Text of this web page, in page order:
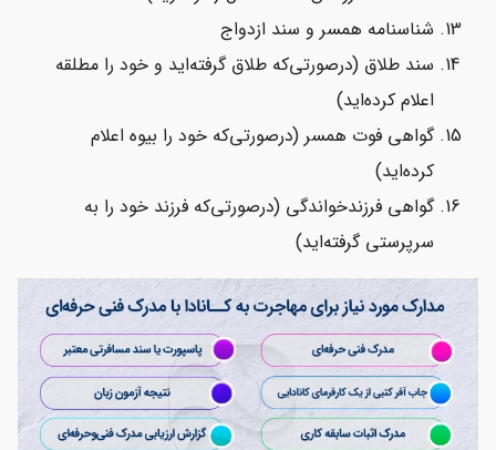
شناسنامه همسر و سند ازدواج
سند طلاق (درصورتی‌که طلاق گرفته‌اید و خود را مطلقه
اعلام کرده‌اید)
گواهی فوت همسر (در‌صورتی‌که خود را بیوه اعلام
کرده‌اید)
گواهی فرزندخواندگی (درصورتی‌که فرزند خود را به
سرپرستی گرفته‌اید)